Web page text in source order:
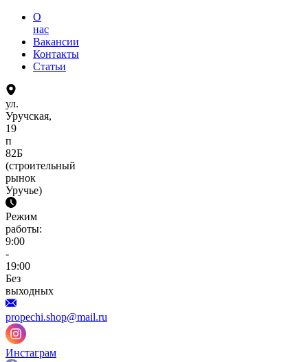
О
нас
Вакансии
Контакты
Статьи
ул.
Уручская,
19
п
82Б
(строительный
рынок
Уручье)
Режим
работы:
9:00
-
19:00
Без
выходных
propechi.shop@mail.ru
Инстаграм